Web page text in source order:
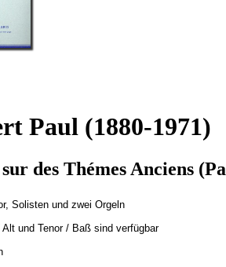
Paul (1880-1971)
sur des Thémes Anciens
Solisten und zwei Orgeln
und Tenor / Baß sind verfügbar